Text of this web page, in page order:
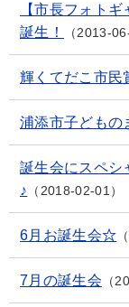
【市長フォト
誕生！
2013-
輝くてだこ市民
浦添市子どもの
誕生会にスペシ
♪
2018-02-01
6月お誕生会☆
7月の誕生会